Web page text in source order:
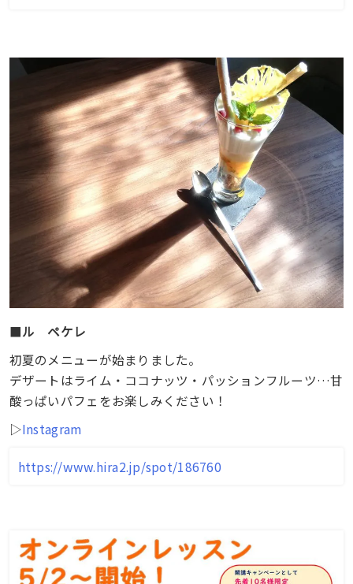
■ル ペケレ
初夏のメニューが始まりました。
デザートはライム・ココナッツ・パッションフルーツ…甘
酸っぱいパフェをお楽しみください！
▷Instagram
https://www.hira2.jp/spot/186760